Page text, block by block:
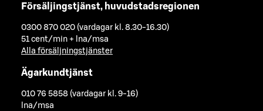
Försäljingstjänst, huvudstadsregionen
0300 870 020 (vardagar kl. 8.30-16.30)
51 cent/min + lna/msa
Alla försäljningstjänster
Ägarkundtjänst
010 76 5858 (vardagar kl. 9-16)
lna/msa